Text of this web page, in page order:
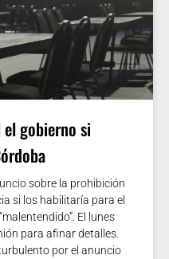
gobierno si
sobre la prohibición
si los habilitaría para el
El lunes
para afinar detalles.
por el anuncio